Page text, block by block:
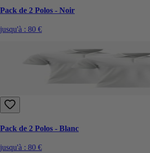
Pack de 2 Polos - Noir
jusqu'à : 80 €
Pack de 2 Polos - Blanc
jusqu'à : 80 €